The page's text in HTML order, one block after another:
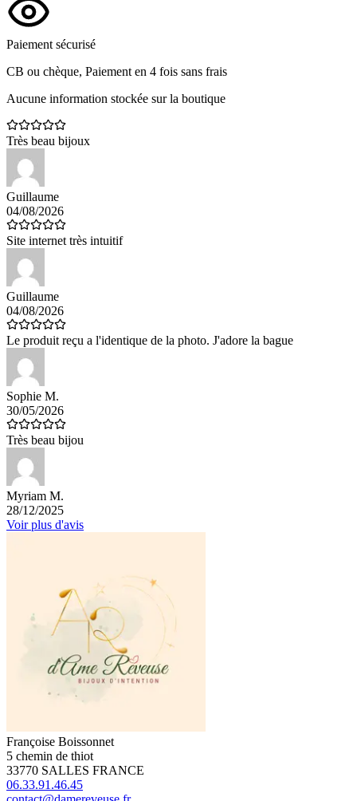
Paiement sécurisé
CB ou chèque, Paiement en 4 fois sans frais
Aucune information stockée sur la boutique
Très beau bijoux
Guillaume
04/08/2026
Site internet très intuitif
Guillaume
04/08/2026
Le produit reçu a l'identique de la photo. J'adore la bague
Sophie M.
30/05/2026
Très beau bijou
Myriam M.
28/12/2025
Voir plus d'avis
Françoise Boissonnet
5 chemin de thiot
33770 SALLES FRANCE
06.33.91.46.45